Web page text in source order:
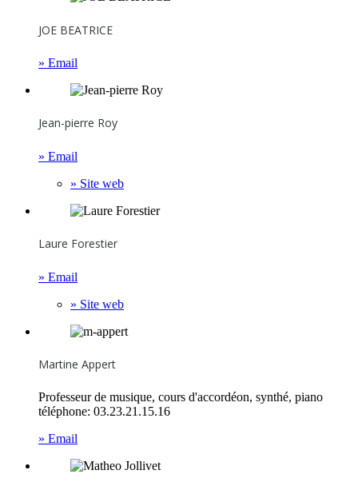
JOE BEATRICE
» Email
Jean-pierre Roy
» Email
» Site web
Laure Forestier
» Email
» Site web
Martine Appert
Professeur de musique, cours d'accordéon, synthé, piano
téléphone: 03.23.21.15.16
» Email